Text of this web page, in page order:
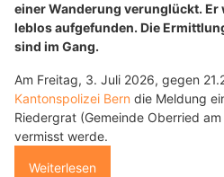
einer Wanderung verunglückt. Er
leblos aufgefunden. Die
sind im Gang.
Am Freitag, 3. Juli 2026, gegen
Kantonspolizei Bern die Meldung
Riedergrat (Gemeinde Oberried
vermisst werde.
Weiterlesen